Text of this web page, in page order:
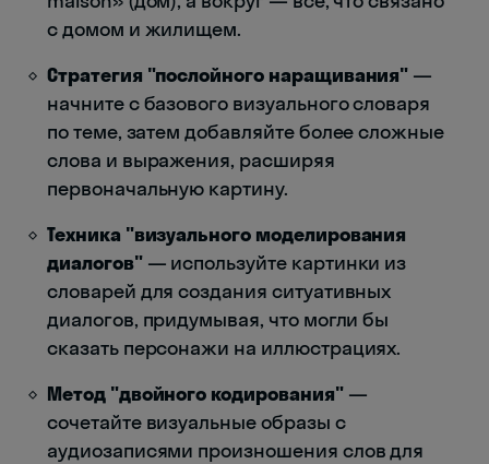
с домом и жилищем.
Стратегия "послойного наращивания" —
начните с базового визуального словаря
по теме, затем добавляйте более сложные
слова и выражения, расширяя
первоначальную картину.
Техника "визуального моделирования
диалогов"— используйте картинки из
словарей для создания ситуативных
диалогов, придумывая, что могли бы
сказать персонажи на иллюстрациях.
Метод "двойного кодирования"—
сочетайте визуальные образы с
аудиозаписями произношения слов для